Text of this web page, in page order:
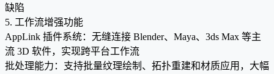
缺陷
5. 工作流增强功能
AppLink 插件系统：无缝连接 Blender、Maya、3ds Max 等主
流 3D 软件，实现跨平台工作流
批处理能力：支持批量纹理绘制、拓扑重建和材质应用，大幅